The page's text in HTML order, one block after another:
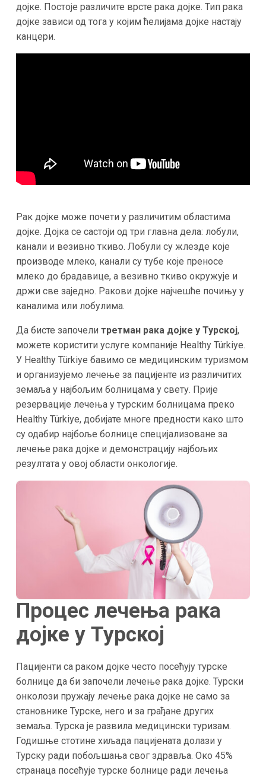
дојке. Постоје различите врсте рака дојке. Тип рака
дојке зависи од тога у којим ћелијама дојке настају
канцери.
Рак дојке може почети у различитим областима
дојке. Дојка се састоји од три главна дела: лобули,
канали и везивно ткиво. Лобули су жлезде које
производе млеко, канали су тубе које преносе
млеко до брадавице, а везивно ткиво окружује и
држи све заједно. Ракови дојке најчешће почињу у
каналима или лобулима.
Да бисте започели третман рака дојке у Турској,
можете користити услуге компаније Healthy Türkiye.
У Healthy Türkiye бавимо се медицинским туризмом
и организујемо лечење за пацијенте из различитих
земаља у најбољим болницама у свету. Прије
резервације лечења у турским болницама преко
Healthy Türkiye, добијате многе предности како што
су одабир најбоље болнице специјализоване за
лечење рака дојке и демонстрацију најбољих
резултата у овој области онкологије.
Процес лечења рака
дојке у Турској
Пацијенти са раком дојке често посећују турске
болнице да би започели лечење рака дојке. Турски
онколози пружају лечење рака дојке не само за
становнике Турске, него и за грађане других
земаља. Турска је развила медицински туризам.
Годишње стотине хиљада пацијената долази у
Турску ради побољшања свог здравља. Око 45%
странаца посећује турске болнице ради лечења